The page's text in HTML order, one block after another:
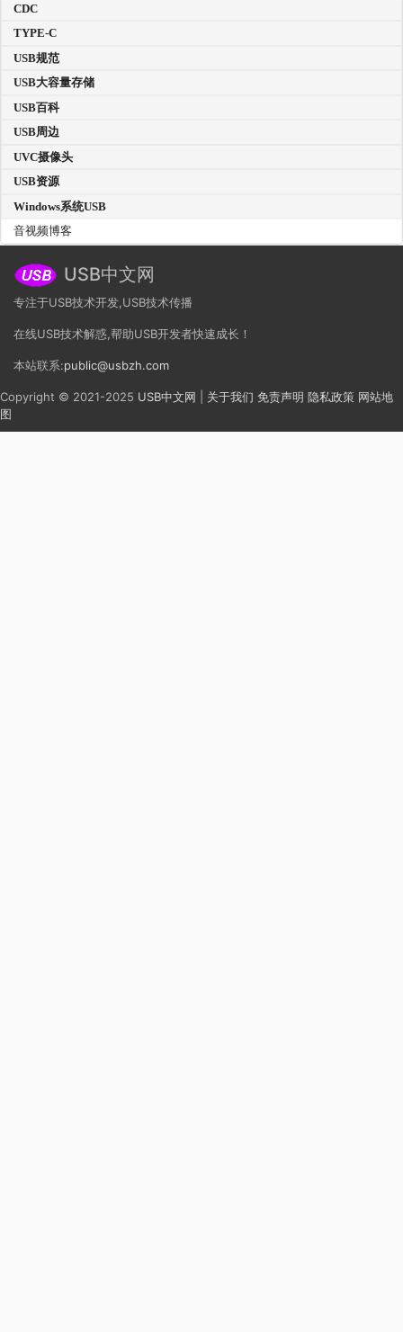
CDC
TYPE-C
USB规范
USB大容量存储
USB百科
USB周边
UVC摄像头
USB资源
Windows系统USB
音视频博客
USB中文网
专注于USB技术开发,USB技术传播
在线USB技术解惑,帮助USB开发者快速成长！
本站联系:public@usbzh.com
Copyright © 2021-2025 USB中文网 关于我们 免责声明 隐私政策 网站地
图